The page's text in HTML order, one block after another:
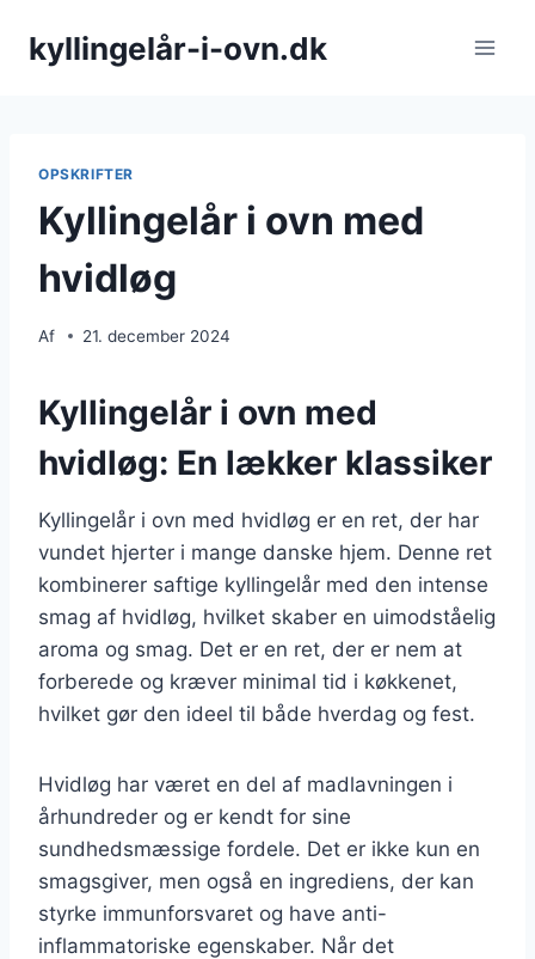
kyllingelår-i-ovn.dk
OPSKRIFTER
Kyllingelår i ovn med
hvidløg
Af 21. december 2024
Kyllingelår i ovn med
hvidløg: En lækker klassiker
Kyllingelår i ovn med hvidløg er en ret, der har
vundet hjerter i mange danske hjem. Denne ret
kombinerer saftige kyllingelår med den intense
smag af hvidløg, hvilket skaber en uimodståelig
aroma og smag. Det er en ret, der er nem at
forberede og kræver minimal tid i køkkenet,
hvilket gør den ideel til både hverdag og fest.
Hvidløg har været en del af madlavningen i
århundreder og er kendt for sine
sundhedsmæssige fordele. Det er ikke kun en
smagsgiver, men også en ingrediens, der kan
styrke immunforsvaret og have anti-
inflammatoriske egenskaber. Når det